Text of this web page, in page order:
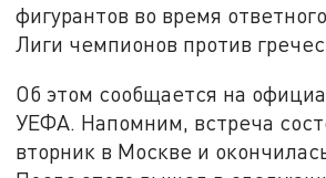
фигурантов во время
Лиги чемпионов против
Об этом сообщается на
УЕФА. Напомним, встреча
вторник в Москве и